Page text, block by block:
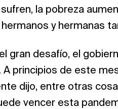
la pobreza
y hermanas
gran desafío, el
principios de este
dijo, entre otras
vencer esta